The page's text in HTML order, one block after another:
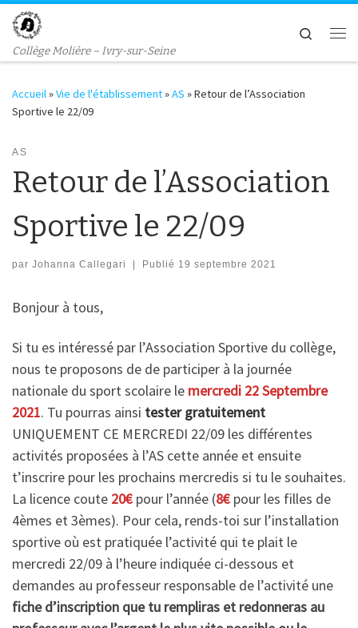
Passer au contenu
Collège Molière – Ivry-sur-Seine
Search
Accueil»Vie de l'établissement»AS »Retour de l’Association
Sportive le 22/09
AS
Retour de l’Association
Sportive le 22/09
par Johanna Callegari Publié 19 septembre 2021
Bonjour à tous,
Si tu es intéressé par l’Association Sportive du collège,
nous te proposons de de participer à la journée
nationale du sport scolaire le mercredi 22 Septembre
2021. Tu pourras ainsi tester gratuitement
UNIQUEMENT CE MERCREDI 22/09 les différentes
activités proposées à l’AS cette année et ensuite
t’inscrire pour les prochains mercredis si tu le souhaites.
La licence coute 20€ pour l’année (8€ pour les filles de
4èmes et 3èmes). Pour cela, rends-toi sur l’installation
sportive où est pratiquée l’activité qui te plait le
mercredi 22/09 à l’heure indiquée ci-dessous et
demandes au professeur responsable de l’activité une
fiche d’inscription que tu rempliras et redonneras au